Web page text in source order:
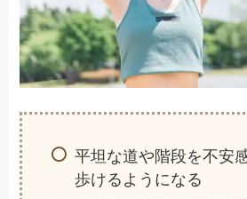
平坦な道や階段を不安
歩けるようになる